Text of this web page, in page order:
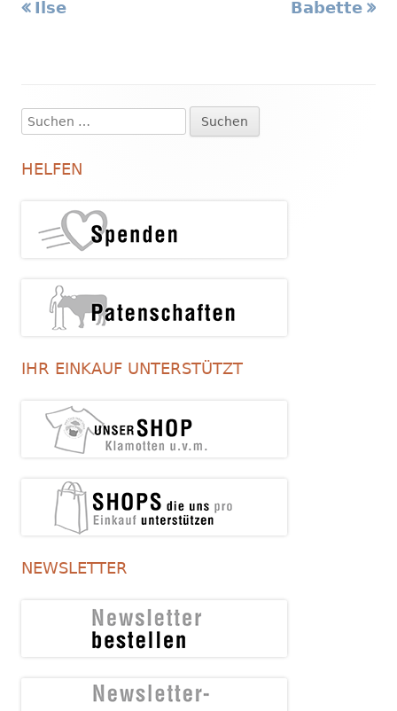
Beitragsnavigation
Vorheriger
Ilse
Nächster
Babette
Haupt-
Seitenleiste
Suchen
nach:
HELFEN
IHR EINKAUF UNTERSTÜTZT
NEWSLETTER